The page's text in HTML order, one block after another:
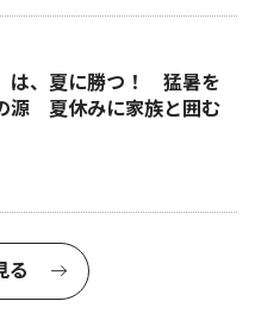
は、夏に勝つ！ 猛暑を
源 夏休みに家族と囲む
る